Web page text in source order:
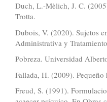
Duch, L.-Mèlich, J. C.
Trotta.
Dubois, V. (2020). Sujetos
Administrativa y
Pobreza. Universidad
Fallada, H. (2009).
Freud, S. (1991).